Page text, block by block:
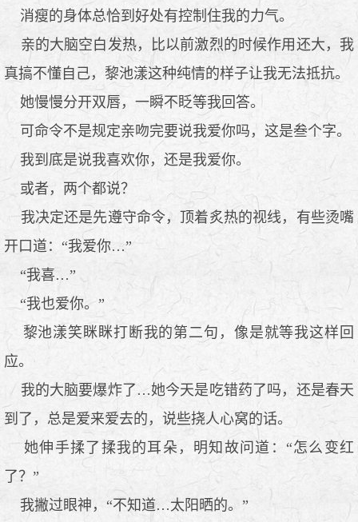
消瘦的身体总恰到好处有控制住我的力气。
亲的大脑空白发热，比以前激烈的时候作用还大，我
真搞不懂自己，黎池漾这种纯情的样子让我无法抵抗。
她慢慢分开双唇，一瞬不眨等我回答。
可命令不是规定亲吻完要说我爱你吗，这是叁个字。
我到底是说我喜欢你，还是我爱你。
或者，两个都说？
我决定还是先遵守命令，顶着炙热的视线，有些烫嘴
开口道：“我爱你…”
“我喜…”
“我也爱你。”
黎池漾笑眯眯打断我的第二句，像是就等我这样回
应。
我的大脑要爆炸了…她今天是吃错药了吗，还是春天
到了，总是爱来爱去的，说些挠人心窝的话。
她伸手揉了揉我的耳朵，明知故问道：“怎么变红
了？”
我撇过眼神，“不知道…太阳晒的。”